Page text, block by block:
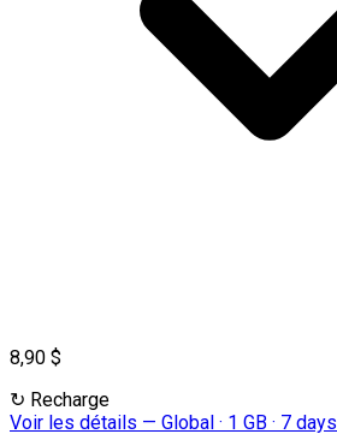
8,90 $
↻ Recharge
Voir les détails — Global · 1 GB · 7 days